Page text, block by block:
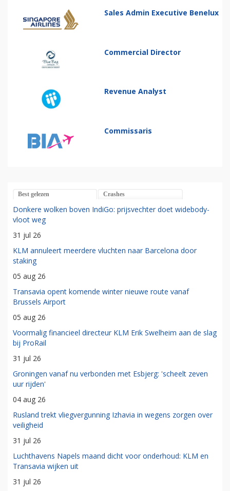
Sales Admin Executive Benelux
Commercial Director
Revenue Analyst
Commissaris
Best gelezen Crashes
Donkere wolken boven IndiGo: prijsvechter doet widebody-
vloot weg
31 jul 26
KLM annuleert meerdere vluchten naar Barcelona door
staking
05 aug 26
Transavia opent komende winter nieuwe route vanaf
Brussels Airport
05 aug 26
Voormalig financieel directeur KLM Erik Swelheim aan de slag
bij ProRail
31 jul 26
Groningen vanaf nu verbonden met Esbjerg: 'scheelt zeven
uur rijden'
04 aug 26
Rusland trekt vliegvergunning Izhavia in wegens zorgen over
veiligheid
31 jul 26
Luchthavens Napels maand dicht voor onderhoud: KLM en
Transavia wijken uit
31 jul 26